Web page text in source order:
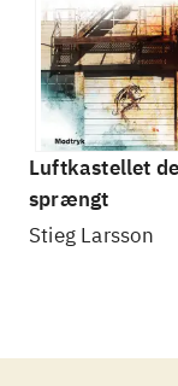
Luftkastellet
sprængt
Stieg Larsson